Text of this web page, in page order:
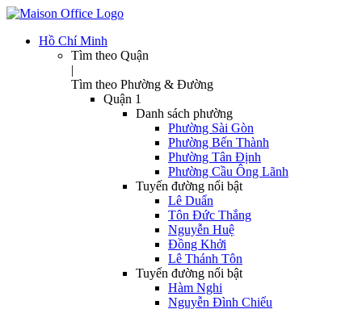
Hồ Chí Minh
Tìm theo Quận
|
Tìm theo Phường & Đường
Quận 1
Danh sách phường
Phường Sài Gòn
Phường Bến Thành
Phường Tân Định
Phường Cầu Ông Lãnh
Tuyến đường nổi bật
Lê Duẩn
Tôn Đức Thắng
Nguyễn Huệ
Đồng Khởi
Lê Thánh Tôn
Tuyến đường nổi bật
Hàm Nghi
Nguyễn Đình Chiểu